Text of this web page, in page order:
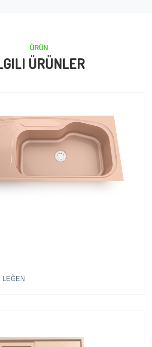
ÜRÜN
ÜRÜNLER
LEĞEN